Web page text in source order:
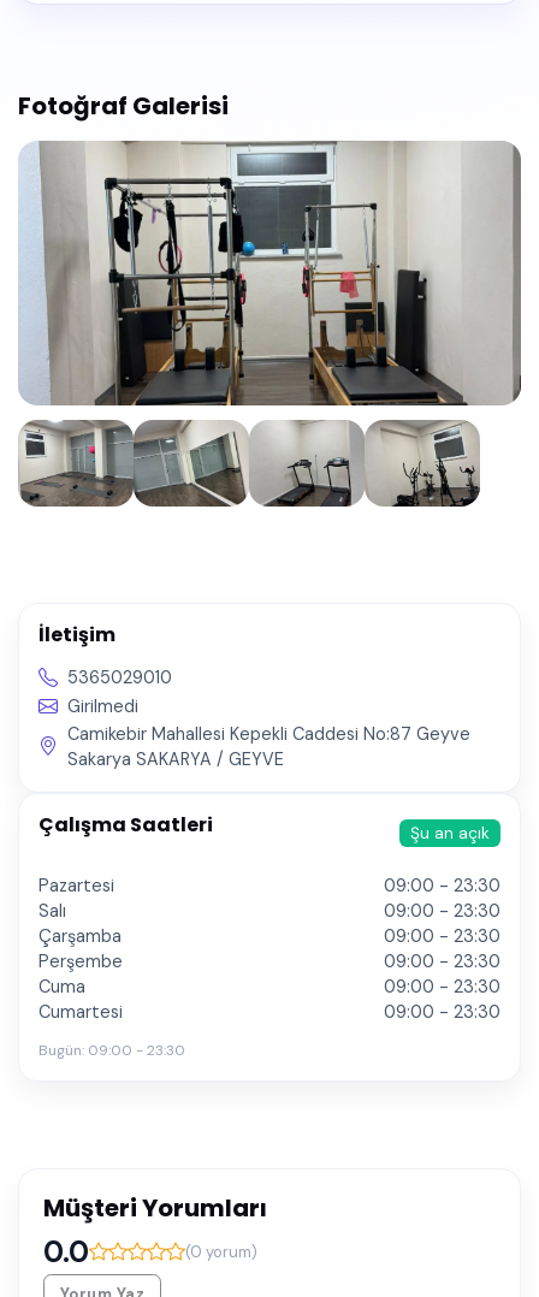
Fotoğraf Galerisi
İletişim
5365029010
Girilmedi
Camikebir Mahallesi Kepekli Caddesi No:87 Geyve
Sakarya SAKARYA / GEYVE
Çalışma Saatleri Şu an açık
Pazartesi
09:00 - 23:30
Salı
09:00 - 23:30
Çarşamba
09:00 - 23:30
Perşembe
09:00 - 23:30
Cuma
09:00 - 23:30
Cumartesi
09:00 - 23:30
Bugün: 09:00 - 23:30
Müşteri Yorumları
0.0 (0 yorum)